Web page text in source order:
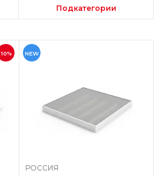
Подкатегории
10% NEW
РОССИЯ